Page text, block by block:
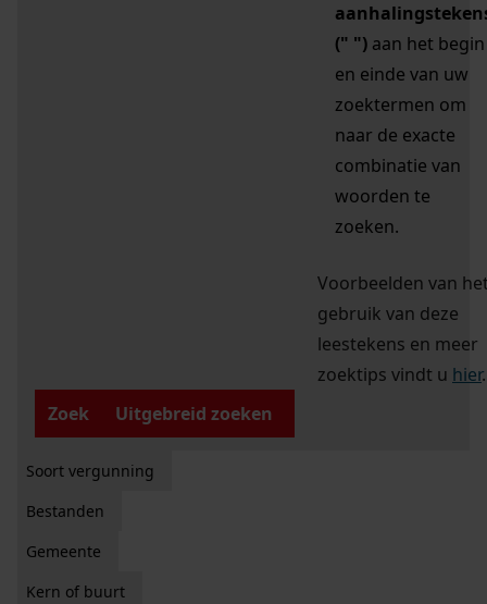
(" ") aan het begin
en einde van uw
zoektermen om
naar de exacte
combinatie van
woorden te
zoeken.
Voorbeelden van
gebruik van deze
leestekens en meer
zoektips vindt u hier.
Zoek
Uitgebreid zoeken
Soort vergunning
Bestanden
Gemeente
Kern of buurt